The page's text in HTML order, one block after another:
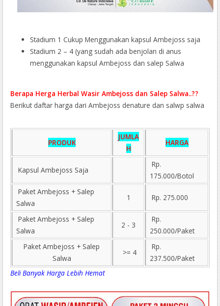
Stadium 1 Cukup Menggunakan kapsul Ambejoss saja
Stadium 2 – 4 (yang sudah ada benjolan di anus
menggunakan kapsul Ambejoss dan salep Salwa
Berapa Herga Herbal Wasir Ambejoss dan Salep Salwa..??
Berikut daftar harga dari Ambejoss denature dan salwp salwa
PRODUK
JUMLA
H
HARGA
Kapsul Ambejoss Saja
Rp.
175.000/Botol
Paket Ambejoss + Salep
Salwa
1 Rp. 275.000
Paket Ambejoss + Salep
Salwa
2 - 3
Rp.
250.000/Paket
Paket Ambejoss + Salep
Salwa
>= 4
Rp.
237.500/Paket
Beli Banyak Harga Lebih Hemat